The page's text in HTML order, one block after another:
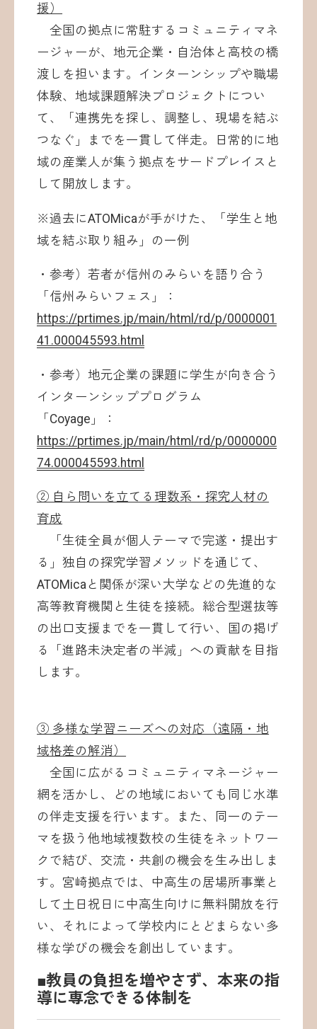
援）
全国の拠点に常駐するコミュニティマネ
ージャーが、地元企業・自治体と高校の橋
渡しを担います。インターンシップや職場
体験、地域課題解決プロジェクトについ
て、「連携先を探し、調整し、現場を結ぶ
つなぐ」までを一貫して伴走。日常的に地
域の産業人が集う拠点をサードプレイスと
して開放します。
※過去にATOMicaが手がけた、「学生と地
域を結ぶ取り組み」の一例
・参考）若者が信州のみらいを語り合う
「信州みらいフェス」：
https://prtimes.jp/main/html/rd/p/0000001
41.000045593.html
・参考）地元企業の課題に学生が向き合う
インターンシッププログラム
「Coyage」：
https://prtimes.jp/main/html/rd/p/0000000
74.000045593.html
② 自ら問いを立てる理数系・探究人材の
育成
「生徒全員が個人テーマで完遂・提出す
る」独自の探究学習メソッドを通じて、
ATOMicaと関係が深い大学などの先進的な
高等教育機関と生徒を接続。総合型選抜等
の出口支援までを一貫して行い、国の掲げ
る「進路未決定者の半減」への貢献を目指
します。
③ 多様な学習ニーズへの対応（遠隔・地
域格差の解消）
全国に広がるコミュニティマネージャー
網を活かし、どの地域においても同じ水準
の伴走支援を行います。また、同一のテー
マを扱う他地域複数校の生徒をネットワー
クで結び、交流・共創の機会を生み出しま
す。宮崎拠点では、中高生の居場所事業と
して土日祝日に中高生向けに無料開放を行
い、それによって学校内にとどまらない多
様な学びの機会を創出しています。
■教員の負担を増やさず、本来の指
導に専念できる体制を